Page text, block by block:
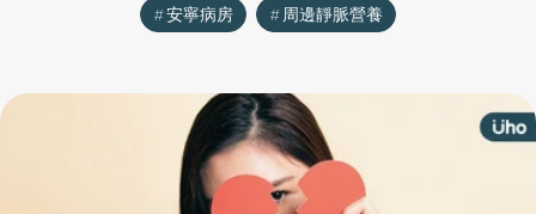
安寧病房
周邊靜脈營養